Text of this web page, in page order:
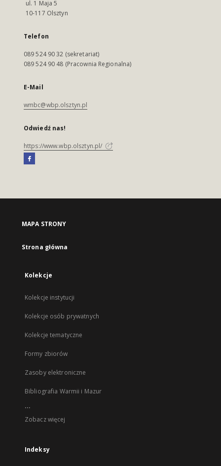
ul. 1 Maja 5
10-117 Olsztyn
Telefon
089 524 90 32 (sekretariat)
089 524 90 48 (Pracownia Regionalna)
E-Mail
wmbc@wbp.olsztyn.pl
Odwiedź nas!
https://www.wbp.olsztyn.pl/
MAPA STRONY
Strona główna
Kolekcje
Kolekcje instytucji
Kolekcje osób prywatnych
Kolekcje tematyczne
Formy zbiorów
Zasoby elektroniczne
Bibliografia Warmii i Mazur
...
Zobacz więcej
Indeksy